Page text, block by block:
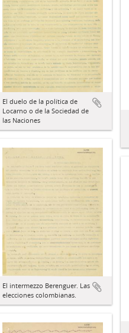
El duelo de la política de
Locarno o de la Sociedad de
las Naciones
El intermezzo Berenguer. Las
elecciones colombianas.